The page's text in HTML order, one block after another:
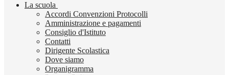
La scuola
Accordi Convenzioni Protocolli
Amministrazione e pagamenti
Consiglio d'Istituto
Contatti
Dirigente Scolastica
Dove siamo
Organigramma